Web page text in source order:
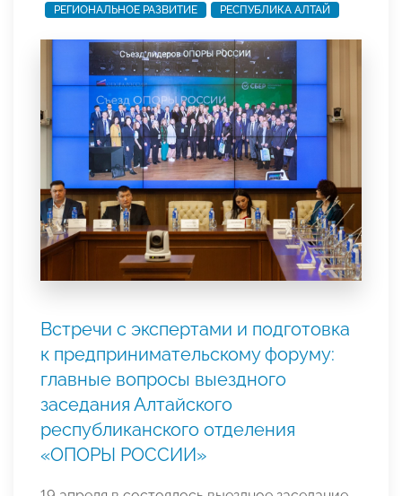
РЕГИОНАЛЬНОЕ РАЗВИТИЕ РЕСПУБЛИКА АЛТАЙ
Встречи с экспертами и подготовка
к предпринимательскому форуму:
главные вопросы выездного
заседания Алтайского
республиканского отделения
«ОПОРЫ РОССИИ»